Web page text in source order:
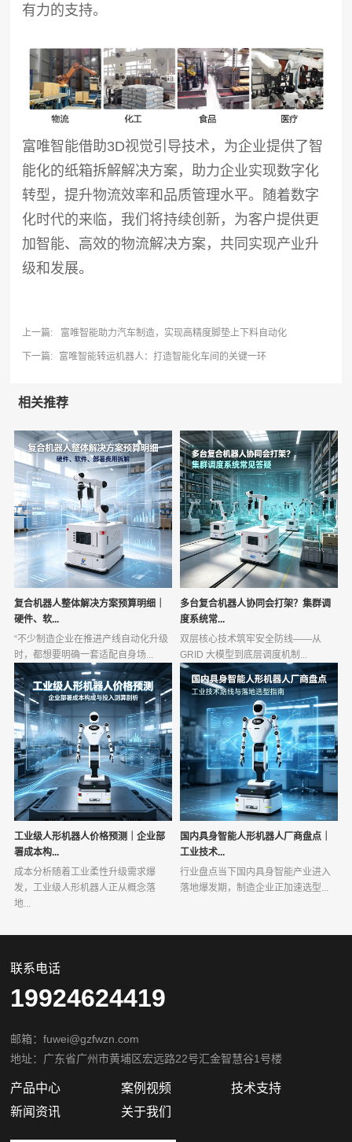
有力的支持。
富唯智能借助3D视觉引导技术，为企业提供了智
能化的纸箱拆解解决方案，助力企业实现数字化
转型，提升物流效率和品质管理水平。随着数字
化时代的来临，我们将持续创新，为客户提供更
加智能、高效的物流解决方案，共同实现产业升
级和发展。
上一篇: 富唯智能助力汽车制造，实现高精度脚垫上下料自动化
下一篇: 富唯智能转运机器人：打造智能化车间的关键一环
相关推荐
复合机器人整体解决方案预算明细｜
硬件、软...
“不少制造企业在推进产线自动化升级
时，都想要明确一套适配自身场...
多台复合机器人协同会打架？集群调
度系统常...
双层核心技术筑牢安全防线——从
GRID 大模型到底层调度机制...
工业级人形机器人价格预测｜企业部
署成本构...
成本分析随着工业柔性升级需求爆
发，工业级人形机器人正从概念落
地...
国内具身智能人形机器人厂商盘点｜
工业技术...
行业盘点当下国内具身智能产业进入
落地爆发期，制造企业正加速选型...
联系电话
19924624419
邮箱：fuwei@gzfwzn.com
地址：广东省广州市黄埔区宏远路22号汇金智慧谷1号楼
产品中心 案例视频
技术支持
新闻资讯
关于我们